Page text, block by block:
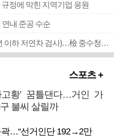
정에 막힌 지역기업 응원
연내 준공 수순
■ 검사 신분 버리고 직급하향(10년 이하 저연차 검사)…檢 중수청행 기피
스포츠 +
고황’ 꿈틀댄다…거인 가
불씨 살릴까
곽…“선거인단 192→2만